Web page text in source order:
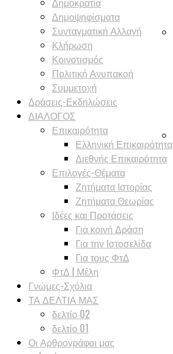
Δημοψηφίσματα
Συνταγματική Αλλαγή
Κλήρωση
Κοινοτισμός
Πολιτική Ανυπακοή
Συμμετοχή
Δράσεις-Εκδηλώσεις
ΔΙΑΛΟΓΟΣ
Επικαιρότητα
Ελληνική Επικαιρότητα
Διεθνής Επικαιρότητα
Επιλογές-Θέματα
Ζητήματα Ιστορίας
Ζητήματα Θεωρίας
Ιδέες και Προτάσεις
Για κοινή Δράση
Για την Ιστοσελίδα
Για τους ΦτΔ
ΦτΔ | Μέλη
Γνώμες-Σχόλια
ΤΑ ΔΕΛΤΙΑ ΜΑΣ
δελτίο 02
δελτίο 01
Οι Αρθρογράφοι μας